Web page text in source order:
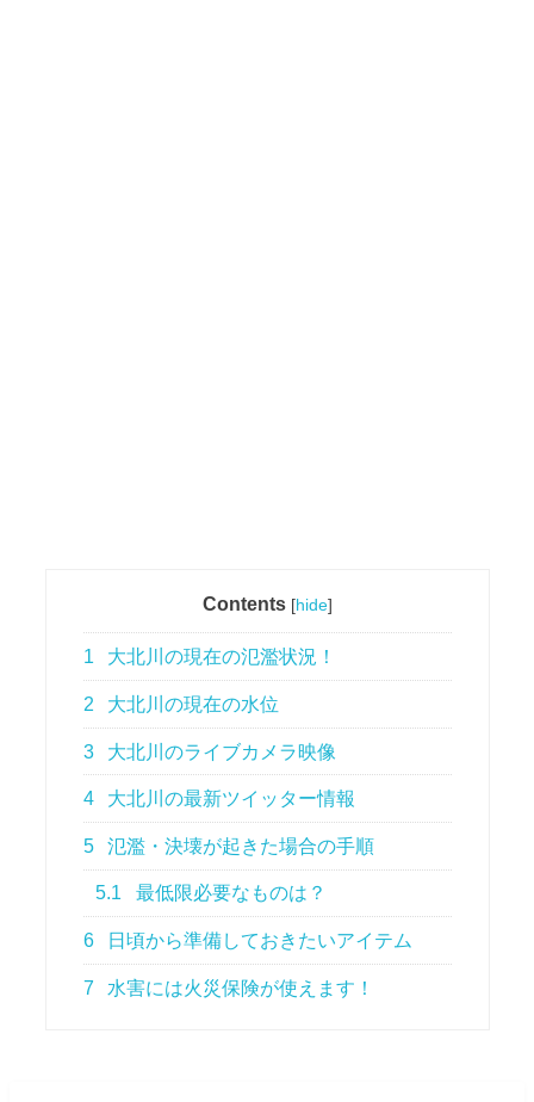
Contents [hide]
1 大北川の現在の氾濫状況！
2 大北川の現在の水位
3 大北川のライブカメラ映像
4 大北川の最新ツイッター情報
5 氾濫・決壊が起きた場合の手順
5.1 最低限必要なものは？
6 日頃から準備しておきたいアイテム
7 水害には火災保険が使えます！